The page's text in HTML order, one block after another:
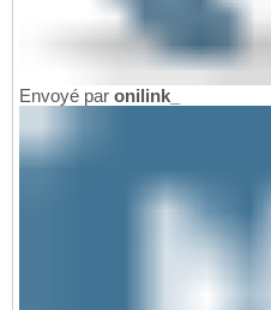
Envoyé par onilink_